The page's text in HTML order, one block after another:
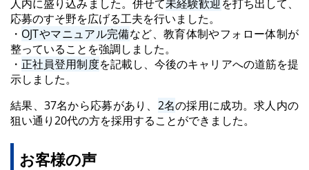
人内に盛り込みました。併せて未経験歓迎 を打ち出して、
応募のすそ野を広げる工夫を行いました。
・ OJTやマニュアル完備など、教育体制やフォロー体制が
整っていることを強調しました。
・ 正社員登用制度を記載し、今後のキャリアへの道筋を提
示しました。
結果、37名から応募があり、 2名の採用に成功。求人内の
狙い通り20代の方を採用することができました。
お客様の声